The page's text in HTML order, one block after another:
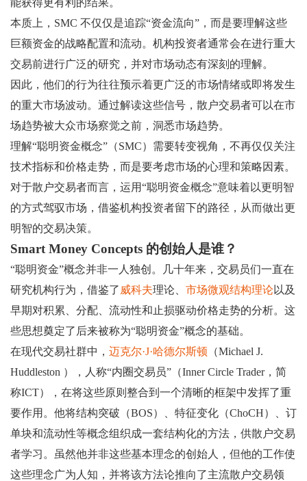
本质上，SMC 不仅仅是追踪“资金流向”，而是要理解这些
巨额资金的战略配置和流动。机构投资者通常会在进行重大
交易前进行广泛的研究，并对市场动态有深刻的理解。
因此，他们的行为往往预示着更广泛的市场情绪或即将发生
的重大市场波动。通过解读这些信号，散户交易者可以在市
场趋势被大众市场察觉之前，洞悉市场趋势。
理解“聪明资金概念”（SMC）需要转变视角，不再仅仅关注
技术指标和价格走势，而是要考虑市场的心理和策略因素。
对于散户交易者而言，运用“聪明资金概念”意味着以更明智
的方式驾驭市场，借鉴机构投资者留下的路径，从而做出更
明智的交易决策。
Smart Money Concepts 的创始人是谁？
“聪明资金”概念并非一人独创。几十年来，交易员们一直在
研究机构行为，借鉴了 威科夫理论、 市场微观结构理论以及
早期对积累、分配、流动性和止损驱动价格走势的分析。这
些思想奠定了后来被称为“聪明资金”概念的基础。
在现代交易社群中， 迈克尔·J·哈德尔斯顿 （Michael J.
Huddleston ），人称“内圈交易员”（Inner Circle Trader，简
称ICT），在将这些原则整合到一个清晰的框架中发挥了重
要作用。他将结构突破（BOS）、特征变化（ChoCH）、订
单块和流动性等概念组织成一套结构化的方法，供散户交易
者学习。虽然他并非这些基本理念的创始人，但他的工作使
这些理念广为人知，并将该方法论推向了主流散户交易领